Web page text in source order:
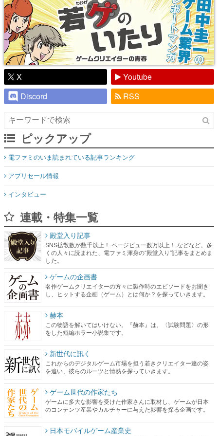
X
Youtube
Discord
RSS
ピックアップ
電ファミのいま読まれている記事ランキング
アプリセール情報
インタビュー
連載・特集一覧
殿堂入り記事
SNS拡散数が数千以上！ ページビュー数万以上！ などなど。多
くの人々に読まれた、電ファミ渾身の“殿堂入り”記事をまとめま
した。
ゲームの企画書
名作ゲームクリエイターの方々に製作時のエピソードをお聞き
し、ヒットする企画（ゲーム）とは何か？を探っていきます。
赫本
この物語を解いてはいけない。『赫本』は、〈試験問題〉の形
をした短編ホラー小説集です。
新世代に訊く
これからのデジタルゲーム市場を担う若きクリエイター達の姿
を追い、彼らのルーツと情熱を探っていきます。
ゲーム世代の作家たち
ゲームに多大な影響を受けた作家さんに取材し、ゲームが日本
のコンテンツ産業やカルチャーに与えた影響を探る企画です。
日本モバイルゲーム産業史